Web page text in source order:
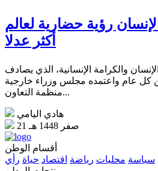
رؤية حضارية لعالم
أكثر عدلا
والكرامة الإنسانية، الذي يصادف
عام واعتمده مجلس وزراء خارجية
منظمة التعاون...
هادي اليامي
21 صفر 1448 هـ
أقسام الوطن
سياسة محليات رياضة اقتصاد حياة رأي